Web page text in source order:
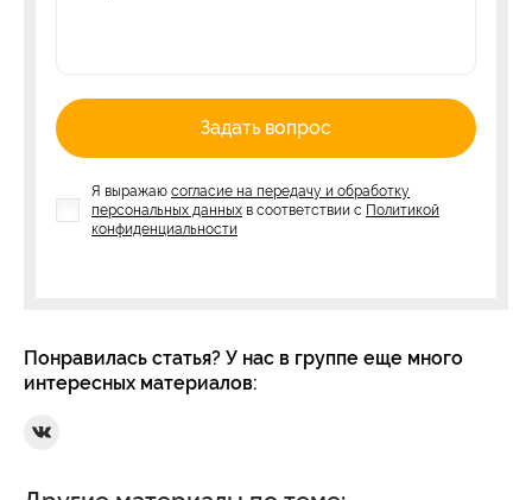
Задать вопрос
Я выражаю согласие на передачу и обработку
персональных данных в соответствии с Политикой
конфиденциальности
Понравилась статья? У нас в группе еще много
интересных материалов:
Ссылка на Вконтакте